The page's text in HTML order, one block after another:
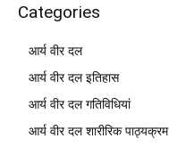
Categories
आर्य वीर दल
आर्य वीर दल इतिहास
आर्य वीर दल गतिविधियां
आर्य वीर दल शारीरिक पाठ्यक्रम